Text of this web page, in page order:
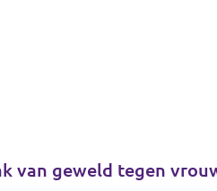
van geweld tegen